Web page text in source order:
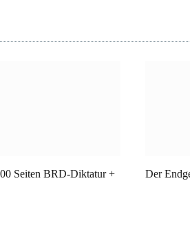
Seiten BRD-Diktatur +
Der